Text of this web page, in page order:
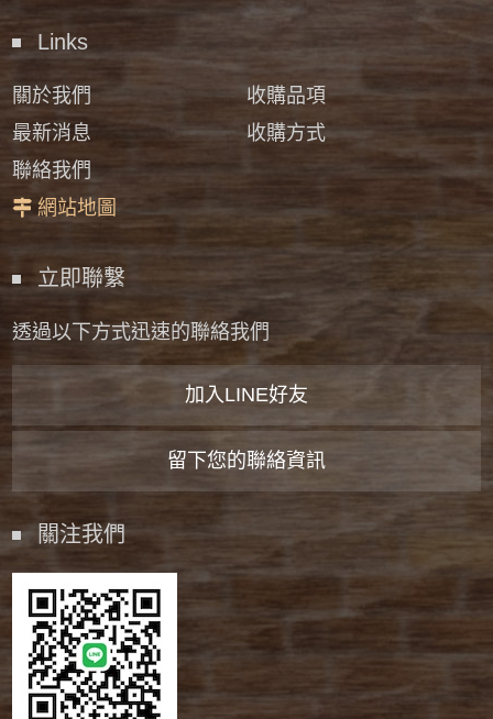
Links
關於我們
收購品項
最新消息
收購方式
聯絡我們
網站地圖
立即聯繫
透過以下方式迅速的聯絡我們
加入LINE好友
留下您的聯絡資訊
關注我們